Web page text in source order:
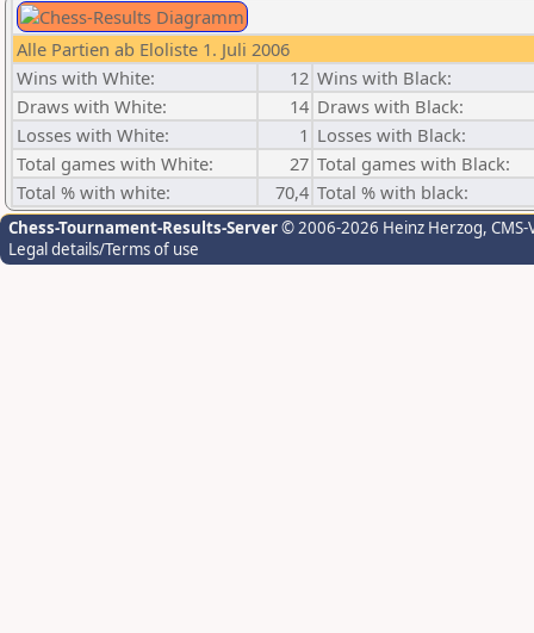
Alle Partien ab Eloliste 1. Juli 2006
Wins with White:
12 Wins with Black:
Draws with White:
14 Draws with Black:
Losses with White:
1 Losses with Black:
Total games with White:
27 Total games with Black:
Total % with white:
70,4 Total % with black:
Chess-Tournament-Results-Server© 2006-2026 Heinz Herzog,
Legal details/Terms of use